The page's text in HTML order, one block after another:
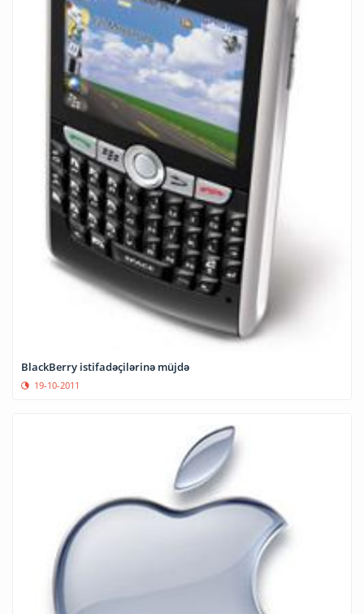
BlackBerry istifadəçilərinə müjdə
19-10-2011